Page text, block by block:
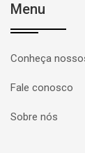
Menu
Conheça
Fale conosco
Sobre nós